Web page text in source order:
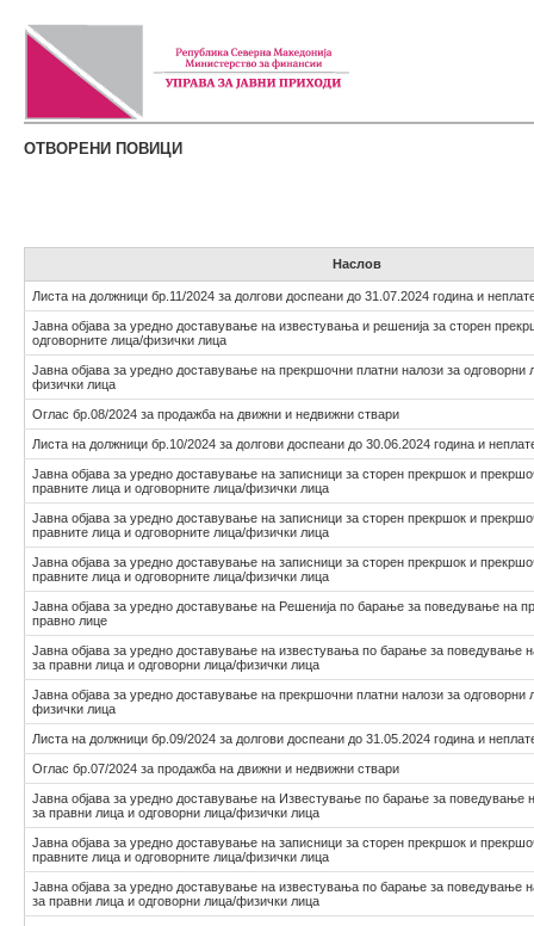
ОТВОРЕНИ ПОВИЦИ
Наслов
Листа на должници бр.11/2024 за долгови доспеани до 31.07.2024 година и
Јавна објава за уредно доставување на известувања и решенија за сторен
одговорните лица/физички лица
Јавна објава за уредно доставување на прекршочни платни налози за одговорни
физички лица
Оглас бр.08/2024 за продажба на движни и недвижни ствари
Листа на должници бр.10/2024 за долгови доспеани до 30.06.2024 година и
Јавна објава за уредно доставување на записници за сторен прекршок и
правните лица и одговорните лица/физички лица
Јавна објава за уредно доставување на записници за сторен прекршок и
правните лица и одговорните лица/физички лица
Јавна објава за уредно доставување на записници за сторен прекршок и
правните лица и одговорните лица/физички лица
Јавна објава за уредно доставување на Решенија по барање за поведување на
правнo лицe
Јавна објава за уредно доставување на известувања по барање за поведување
за правни лица и одговорни лица/физички лица
Јавна објава за уредно доставување на прекршочни платни налози за одговорни
физички лица
Листа на должници бр.09/2024 за долгови доспеани до 31.05.2024 година и
Оглас бр.07/2024 за продажба на движни и недвижни ствари
Јавна објава за уредно доставување на Известување по барање за поведување
за правни лица и одговорни лица/физички лица
Јавна објава за уредно доставување на записници за сторен прекршок и
правните лица и одговорните лица/физички лица
Јавна објава за уредно доставување на известувања по барање за поведување
за правни лица и одговорни лица/физички лица